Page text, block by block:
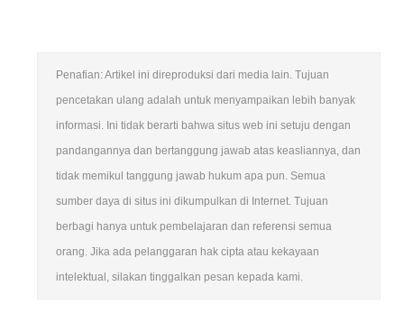
Penafian: Artikel ini direproduksi dari media lain. Tujuan
pencetakan ulang adalah untuk menyampaikan lebih banyak
informasi. Ini tidak berarti bahwa situs web ini setuju dengan
pandangannya dan bertanggung jawab atas keasliannya, dan
tidak memikul tanggung jawab hukum apa pun. Semua
sumber daya di situs ini dikumpulkan di Internet. Tujuan
berbagi hanya untuk pembelajaran dan referensi semua
orang. Jika ada pelanggaran hak cipta atau kekayaan
intelektual, silakan tinggalkan pesan kepada kami.